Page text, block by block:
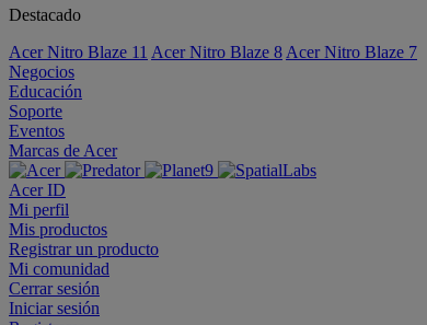
Destacado
Acer Nitro Blaze 11 Acer Nitro Blaze 8 Acer Nitro Blaze 7
Negocios
Educación
Soporte
Eventos
Marcas de Acer
Acer ID
Mi perfil
Mis productos
Registrar un producto
Mi comunidad
Cerrar sesión
Iniciar sesión